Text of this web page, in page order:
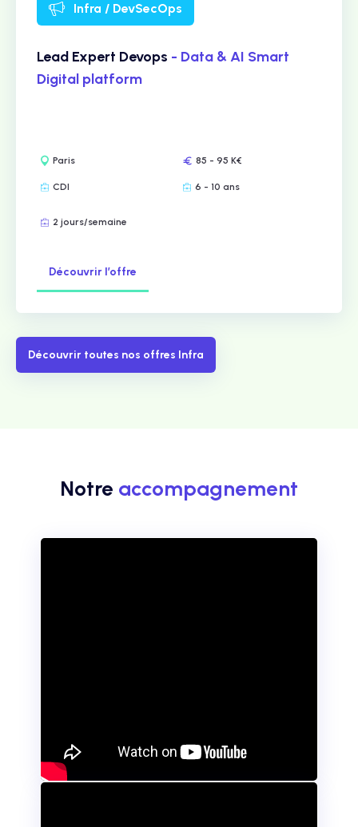
Infra / DevSecOps
Lead Expert Devops - Data & AI Smart
Digital platform
Paris 85 - 95 K€
CDI 6 - 10 ans
2 jours/semaine
Découvrir l’offre
Découvrir toutes nos offres Infra
Notre accompagnement